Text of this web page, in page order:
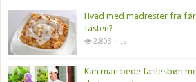
Hvad med madrester fra
fasten?
2.803 hits
Kan man bede fællesbøn